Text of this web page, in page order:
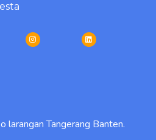
larangan Tangerang Banten.